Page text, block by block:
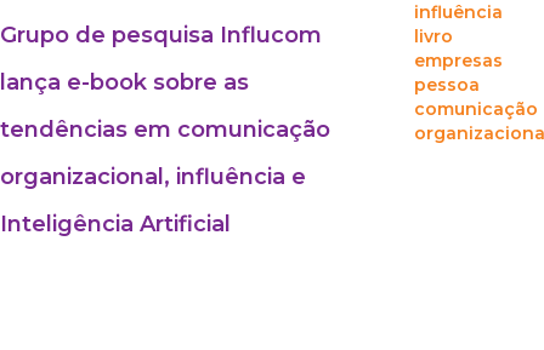
Grupo de pesquisa Influcom
lança e-book sobre as
tendências em comunicação
organizacional, influência e
Inteligência Artificial
influência
livro
empresas
pessoa
comunicação